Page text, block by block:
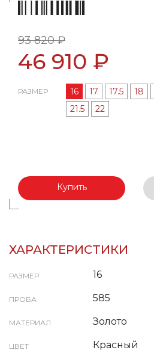
93 820 ₽
46 910 ₽
РАЗМЕР 16 17 17.5 18
21.5
22
Купить
ХАРАКТЕРИСТИКИ
РАЗМЕР 16
ПРОБА 585
МАТЕРИАЛ Золото
ЦВЕТ Красный